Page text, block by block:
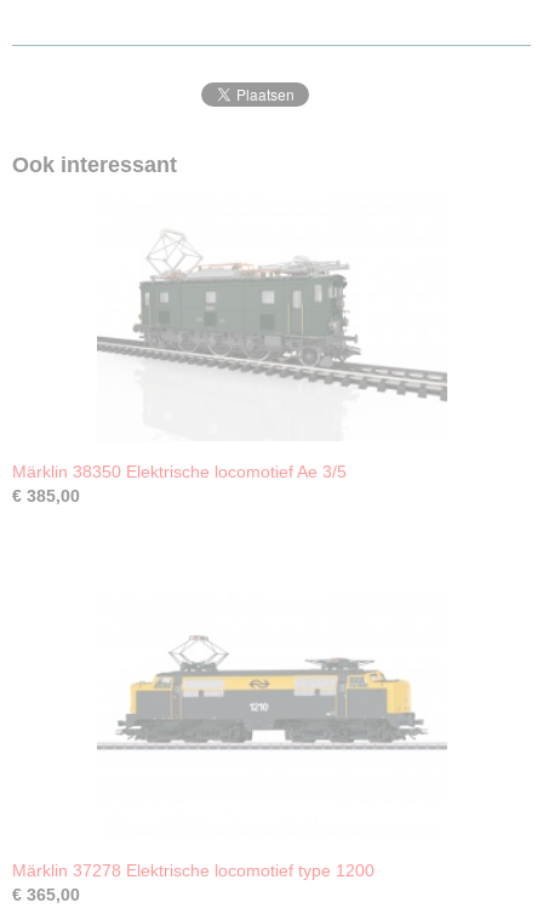
Ook interessant
Märklin 38350 Elektrische locomotief Ae 3/5
€ 385,00
Märklin 37278 Elektrische locomotief type 1200
€ 365,00